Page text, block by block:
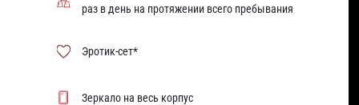
раз в день на протяжении всего пребывания
Эротик-сет*
Зеркало на весь корпус